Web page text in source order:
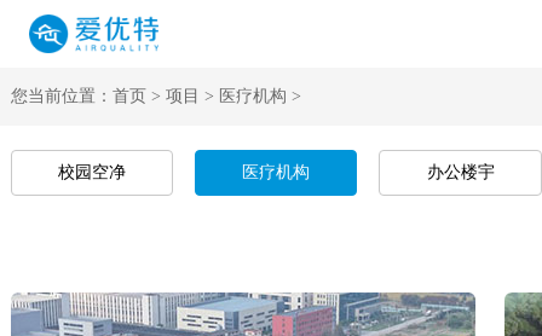
您当前位置： 首页 > 项目 > 医疗机构 >
校园空净 医疗机构 办公楼宇